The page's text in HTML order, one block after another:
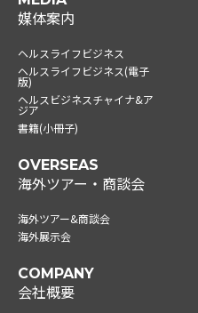
媒体案内
ヘルスライフビジネス
ヘルスライフビジネス(電子
版)
ヘルスビジネスチャイナ&ア
ジア
書籍(小冊子)
OVERSEAS
海外ツアー・商談会
海外ツアー&商談会
海外展示会
COMPANY
会社概要